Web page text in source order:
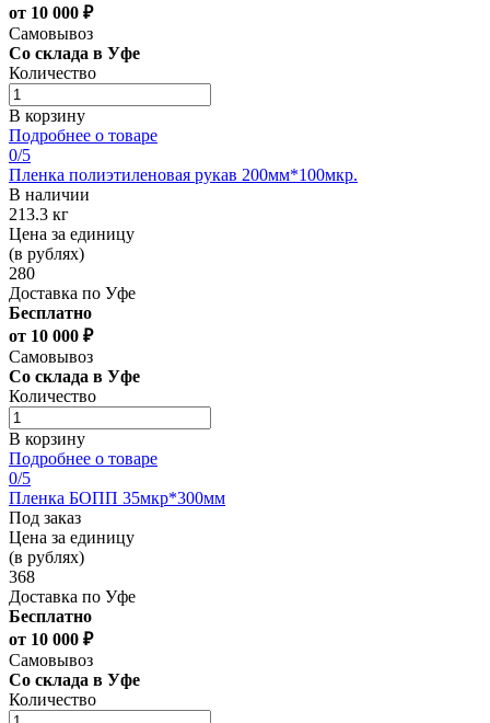
от 10 000 ₽
Самовывоз
Со склада в Уфе
Количество
В корзину
Подробнее о товаре
0/5
Пленка полиэтиленовая рукав 200мм*100мкр.
В наличии
213.3 кг
Цена за единицу
(в рублях)
280
Доставка по Уфе
Бесплатно
от 10 000 ₽
Самовывоз
Со склада в Уфе
Количество
В корзину
Подробнее о товаре
0/5
Пленка БОПП 35мкр*300мм
Под заказ
Цена за единицу
(в рублях)
368
Доставка по Уфе
Бесплатно
от 10 000 ₽
Самовывоз
Со склада в Уфе
Количество